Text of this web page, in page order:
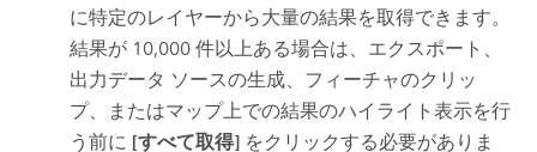
に特定のレイヤーから大量の結果を取得できます。
結果が 10,000 件以上ある場合は、エクスポート、
出力データ ソースの生成、フィーチャのクリッ
プ、またはマップ上での結果のハイライト表示を行
う前に [すべて取得] をクリックする必要がありま